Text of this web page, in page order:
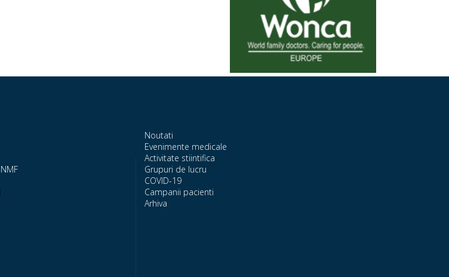
Noutati
Evenimente medicale
Activitate stiintifica
Grupuri de lucru
COVID-19
Campanii pacienti
Arhiva